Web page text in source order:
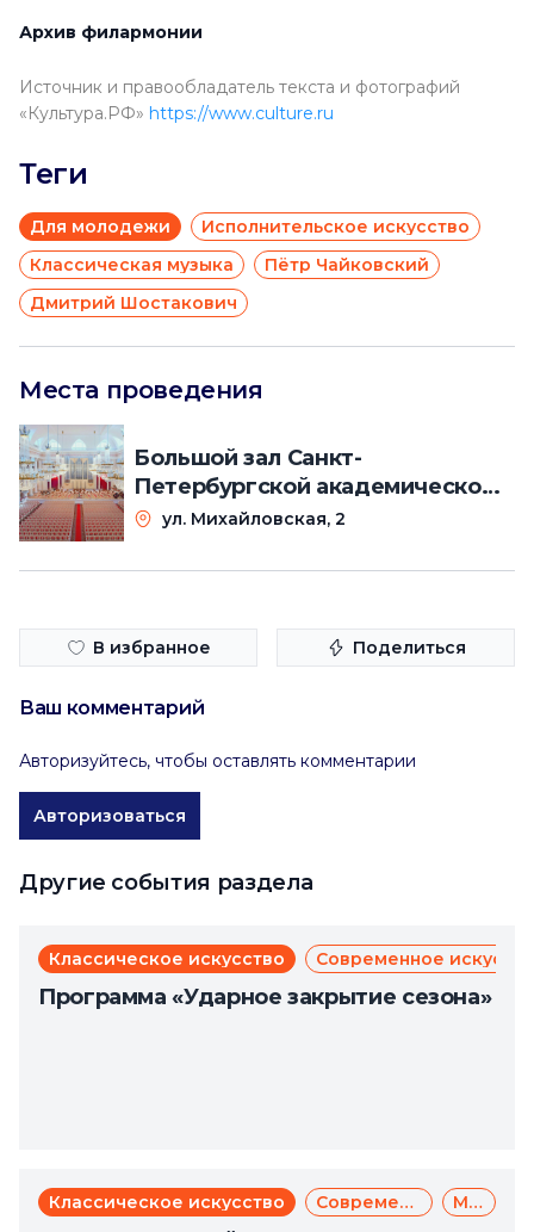
Архив филармонии
Источник и правообладатель текста и фотографий
«Культура.РФ» https://www.culture.ru
Теги
Для молодежи
Исполнительское искусство
Классическая музыка
Пётр Чайковский
Дмитрий Шостакович
Места проведения
Большой зал Санкт-
Петербургской академической
филармонии им. Д. Д.
ул. Михайловская, 2
В избранное Поделиться
Ваш комментарий
Авторизуйтесь, чтобы оставлять комментарии
Авторизоваться
Другие события раздела
Классическое искусство Современное
Программа «Ударное закрытие сезона»
Классическое искусство Современное искусство Музыка